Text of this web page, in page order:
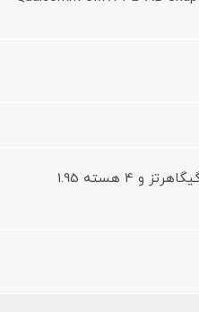
4 هسته 2.40 گیگاهرتز و 4 هسته 1.95